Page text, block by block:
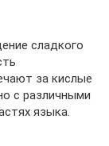
сладкого
за кислые
с различными
языка.